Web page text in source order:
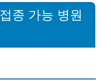
종 가능 병원